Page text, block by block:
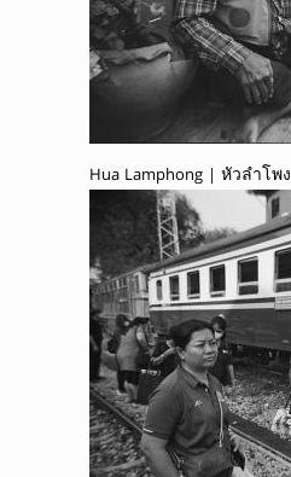
Hua Lamphong | หัวลำโพง